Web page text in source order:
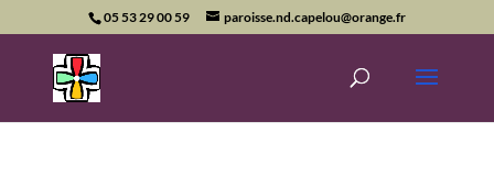
05 53 29 00 59 paroisse.nd.capelou@orange.fr